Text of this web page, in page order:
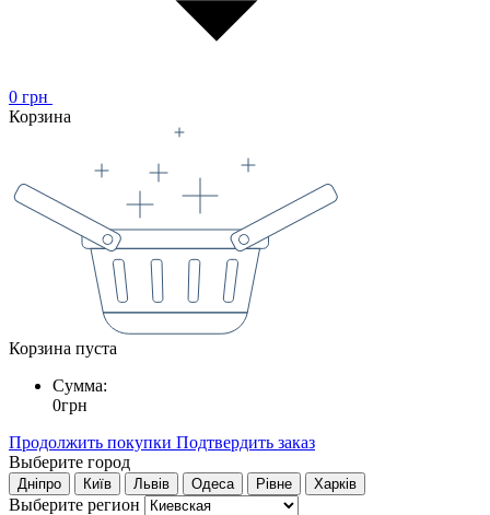
0 грн
Корзина
Корзина пуста
Сумма:
0грн
Продолжить покупки Подтвердить заказ
Выберите город
Дніпро Київ Львів Одеса Рівне Харків
Выберите регион